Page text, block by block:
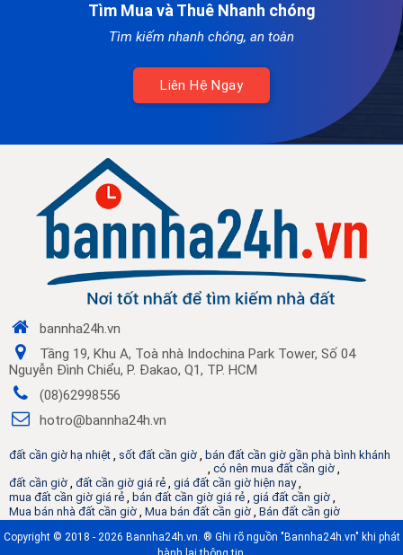
Tìm Mua và Thuê Nhanh chóng
Tìm kiếm nhanh chóng, an toàn
Liên Hệ Ngay
bannha24h.vn
Tầng 19, Khu A, Toà nhà Indochina Park Tower, Số 04
Nguyễn Đình Chiểu, P. Đakao, Q1, TP. HCM
(08)62998556
hotro@bannha24h.vn
đất cần giờ hạ nhiệt , sốt đất cần giờ , bán đất cần giờ gần phà bình khánh
, có nên mua đất cần giờ ,
đất cần giờ , đất cần giờ giá rẻ , giá đất cần giờ hiện nay,
mua đất cần giờ giá rẻ , bán đất cần giờ giá rẻ , giá đất cần giờ ,
Mua bán nhà đất cần giờ , Mua bán đất cần giờ , Bán đất cần giờ
Copyright © 2018 - 2026 Bannha24h.vn. ® Ghi rõ nguồn "Bannha24h.vn" khi phát